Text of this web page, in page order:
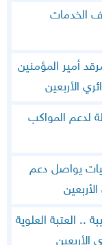
الخدمات
أمير المؤمنين
الأربعين
لدعم المواكب
يواصل دعم
15 ألف حقيبة .. العتبة العلوية